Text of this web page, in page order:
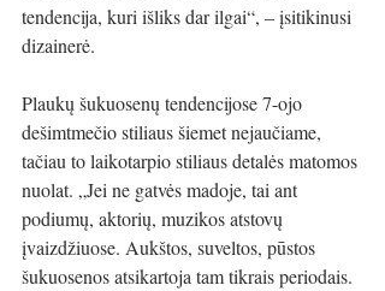
tendencija, kuri išliks dar ilgai“, – įsitikinusi
dizainerė.
Plaukų šukuosenų tendencijose 7-ojo
dešimtmečio stiliaus šiemet nejaučiame,
tačiau to laikotarpio stiliaus detalės matomos
nuolat. „Jei ne gatvės madoje, tai ant
podiumų, aktorių, muzikos atstovų
įvaizdžiuose. Aukštos, suveltos, pūstos
šukuosenos atsikartoja tam tikrais periodais.